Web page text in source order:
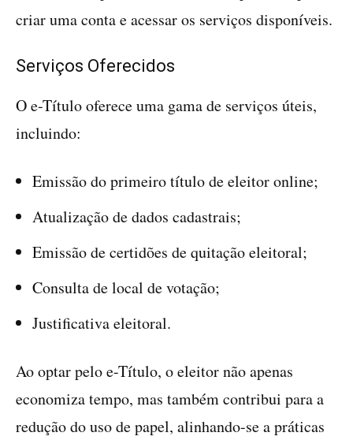
criar uma conta e acessar os serviços disponíveis.
Serviços Oferecidos
O e-Título oferece uma gama de serviços úteis,
incluindo:
Emissão do primeiro título de eleitor online;
Atualização de dados cadastrais;
Emissão de certidões de quitação eleitoral;
Consulta de local de votação;
Justificativa eleitoral.
Ao optar pelo e-Título, o eleitor não apenas
economiza tempo, mas também contribui para a
redução do uso de papel, alinhando-se a práticas